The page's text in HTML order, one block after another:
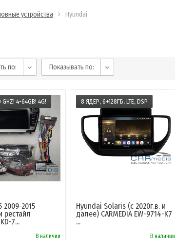
устройства Hyundai
по: Показывать по:
GHZ! 4-64GB! 4G!
2009-2015
рестайл
7...
В наличии
8 ЯДЕР, 6+128ГБ, LTE, DSP
Hyundai Solaris (с 2020г.в. и
далее) CARMEDIA EW-9714-K7
...
В наличии